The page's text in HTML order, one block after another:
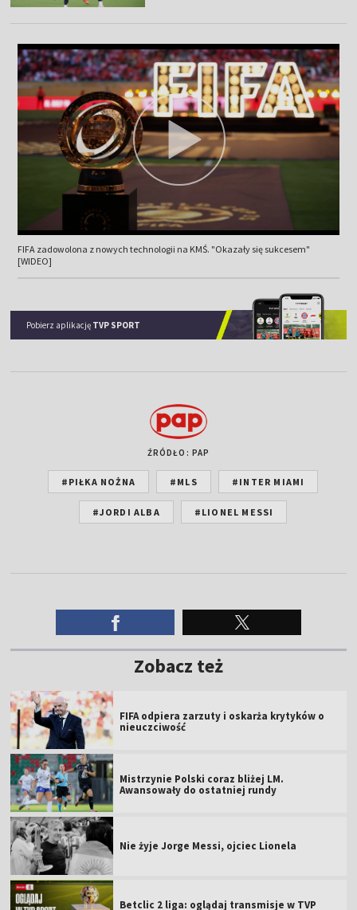
FIFA zadowolona z nowych technologii na KMŚ. "Okazały się sukcesem"
[WIDEO]
Pobierz aplikację TVP SPORT
ŹRÓDŁO: PAP
#PIŁKA NOŻNA #MLS #INTER MIAMI
#JORDI ALBA #LIONEL MESSI
Zobacz też
FIFA odpiera zarzuty i oskarża krytyków o
nieuczciwość
Mistrzynie Polski coraz bliżej LM.
Awansowały do ostatniej rundy
Nie żyje Jorge Messi, ojciec Lionela
Betclic 2 liga: oglądaj transmisje w TVP